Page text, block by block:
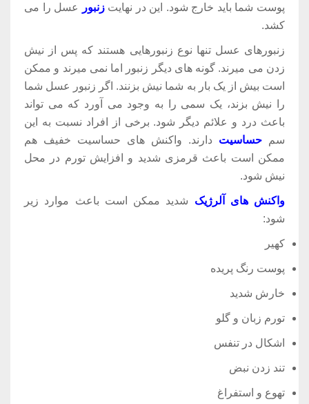
پوست شما باید خارج شود. این در نهایتزنبور
عسل را می
کشد.
زنبورهای عسل تنها نوع زنبورهایی هستند که پس از نیش
زدن می میرند. گونه های دیگر زنبور اما نمی میرند و ممکن
است بیش از یک بار به شما نیش بزنند. اگر زنبور عسل شما
را نیش بزند، یک سمی را به وجود می آورد که می تواند
باعث درد و علائم دیگر شود. برخی از افراد نسبت به این
سم حساسیت دارند. واکنش های حساسیت خفیف هم
ممکن است باعث قرمزی شدید و افزایش تورم در محل
نیش شود.
واکنش های آلرژیک
شدید ممکن است باعث موارد زیر
شود:
کهیر
پوست رنگ پریده
خارش شدید
تورم زبان و گلو
اشکال در تنفس
تند زدن نبض
تهوع و استفراغ